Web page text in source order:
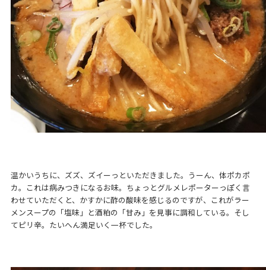
温かいうちに、ズズ、ズイーっといただきました。うーん、体ポカポ
カ。これは病みつきになるお味。ちょっとグルメレポーターっぽく言
わせていただくと、かすかに酢の酸味を感じるのですが、これがラー
メンスープの「塩味」と酒粕の「甘み」を見事に調和している。そし
てピリ辛。たいへん満足いく一杯でした。